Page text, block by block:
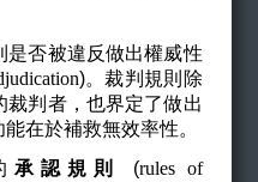
否被違反做出權威性
)。裁判規則除
裁判者，也界定了做出
在於補救無效率性。
承認規則 (rules of